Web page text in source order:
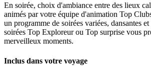
En soirée, choix d'ambiance entre des lieux
animés par votre équipe d'animation Top
un programme de soirées variées, dansantes
soirées Top Exploreur ou Top surprise vous
merveilleux moments.
Inclus dans votre voyage